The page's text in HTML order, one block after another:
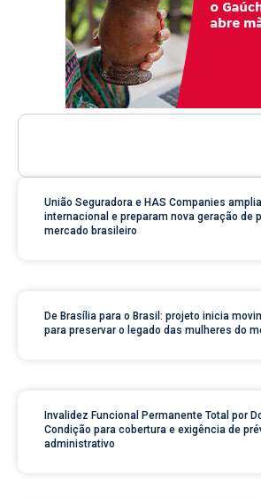
União Seguradora e HAS Companies
internacional e preparam nova geração de
mercado brasileiro
De Brasília para o Brasil: projeto inicia
para preservar o legado das mulheres do
Invalidez Funcional Permanente Total por
Condição para cobertura e exigência de
administrativo